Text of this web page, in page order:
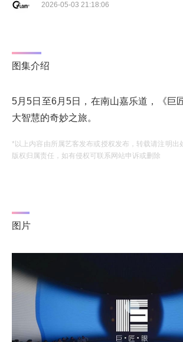
2026-05-03 21:18:06
图集介绍
5月5日至6月5日，在南山嘉乐道，《巨
大智慧的奇妙之旅。
*以上内容由所属艺客发布或授权发布，转载请注明出
版权归属责任，如有侵权可联系网站申诉或删除
图片